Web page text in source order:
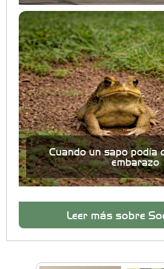
Cuando un sapo podía
embarazo
Leer más sobre